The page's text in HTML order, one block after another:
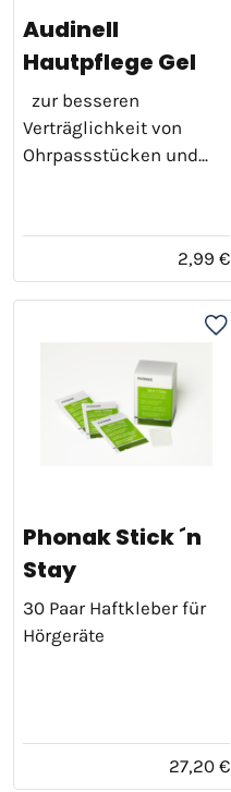
Audinell
Hautpflege Gel
zur besseren
Verträglichkeit von
Ohrpassstücken und...
2,99 €
Phonak Stick ´n
Stay
30 Paar Haftkleber für
Hörgeräte
27,20 €